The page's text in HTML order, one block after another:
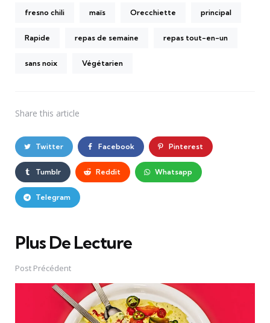
fresno chili maïs Orecchiette principal
Rapide repas de semaine repas tout-en-un
sans noix Végétarien
Share this article
Twitter Facebook Pinterest
Tumblr Reddit Whatsapp
Telegram
Plus De Lecture
Post
navigation
Post Précédent